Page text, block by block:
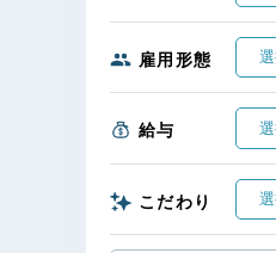
雇用形態
給与
こだわり